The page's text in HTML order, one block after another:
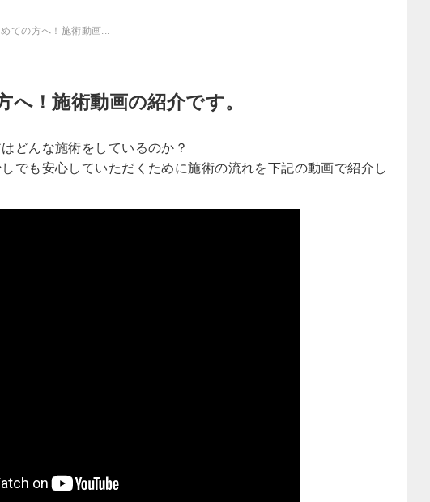
ての方へ！施術動画...
へ！施術動画の紹介です。
どんな施術をしているのか？
でも安心していただくために施術の流れを下記の動画で紹介し